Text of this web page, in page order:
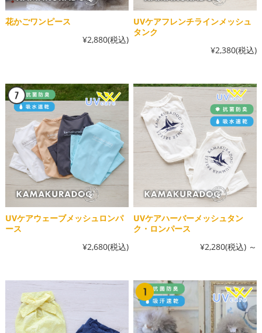
花かごワンピース
¥2,880(税込)
UVケアフレンチラインメッシュ
タンク
¥2,380(税込)
UVケアウェーブメッシュロンパ
ース
¥2,680(税込)
UVケアハーバーメッシュタン
ク・ロンパース
¥2,280(税込) ～